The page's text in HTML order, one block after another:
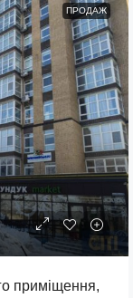
ПРОДАЖ
приміщення,